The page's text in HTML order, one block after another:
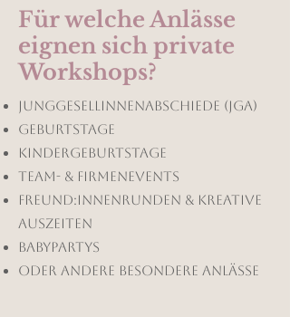
Für welche Anlässe
eignen sich private
Workshops?
Junggesellinnenabschiede (JGA)
Geburtstage
Kindergeburtstage
Team- & Firmenevents
Freund:innenrunden & Kreative
Auszeiten
Babypartys
oder andere besondere Anlässe